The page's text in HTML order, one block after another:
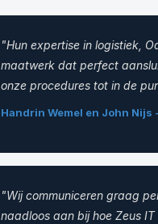
"Hun expertise in logistiek,
maatwerk dat perfect
onze procedures tot in de
Handrin Wemel en John Nijs
"Wij communiceren graag
naadloos aan bij hoe Zeus